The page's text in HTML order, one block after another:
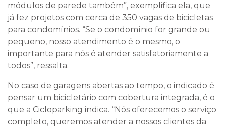
módulos de parede também”, exemplifica ela, que
já fez projetos com cerca de 350 vagas de bicicletas
para condomínios. “Se o condomínio for grande ou
pequeno, nosso atendimento é o mesmo, o
importante para nós é atender satisfatoriamente a
todos”, ressalta.
No caso de garagens abertas ao tempo, o indicado é
pensar um bicicletário com cobertura integrada, é o
que a Cicloparking indica. “Nós oferecemos o serviço
completo, queremos atender a nossos clientes da